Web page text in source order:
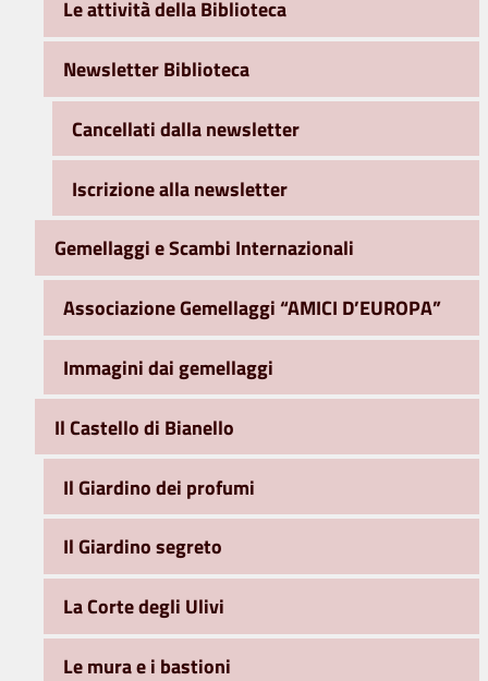
Le attività della Biblioteca
Newsletter Biblioteca
Cancellati dalla newsletter
Iscrizione alla newsletter
Gemellaggi e Scambi Internazionali
Associazione Gemellaggi “AMICI D’EUROPA”
Immagini dai gemellaggi
Il Castello di Bianello
Il Giardino dei profumi
Il Giardino segreto
La Corte degli Ulivi
Le mura e i bastioni